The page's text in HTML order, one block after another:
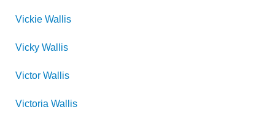
Vickie Wallis
Vicky Wallis
Victor Wallis
Victoria Wallis